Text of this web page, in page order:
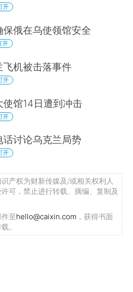
开
俄在乌使领馆安全
开
机被击落事件
开
馆14日遭到冲击
开
讨论乌克兰局势
开
产权为财新传媒及/或相关权利人
可，禁止进行转载、摘编、复制及
至hello@caixin.com ，获得书面
。